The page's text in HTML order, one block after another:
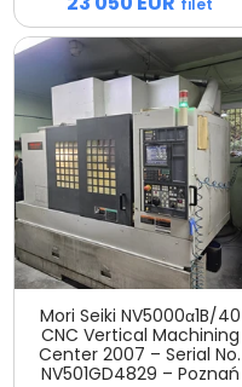
Mori Seiki NV5000α1B/40
CNC Vertical Machining
Center 2007 – Serial No.
NV501GD4829 – Poznań